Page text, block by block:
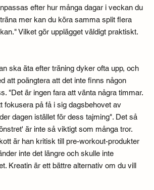
efter hur många dagar i veckan du
mer kan du köra samma split flera
Vilket gör upplägget väldigt praktiskt.
ska äta efter träning dyker ofta upp, och
att poängtera att det inte finns någon
"Det är ingen fara att vänta några timmar.
fokusera på få i sig dagsbehovet av
dagen istället för dess tajming". Det så
är inte så viktigt som många tror.
är han kritisk till pre-workout-produkter
inte det längre och skulle inte
Kreatin är ett bättre alternativ om du vill